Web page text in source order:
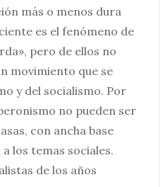
más o menos dura
es el fenómeno de
pero de ellos no
movimiento que se
y del socialismo. Por
no pueden ser
con ancha base
los temas sociales.
de los años